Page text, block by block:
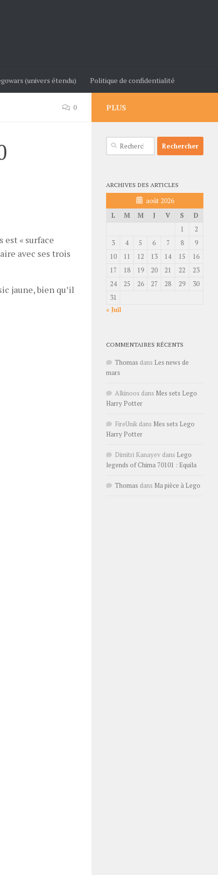
(univers étendu) Politique de confidentialité
0
est « surface
avec ses trois
jaune, bien qu’il
PLUS
Rechercher :
ARCHIVES DES ARTICLES
août 2026
L
M M J V S
D
1
2
3
4 5 6 7 8
9
10
11 12 13 14 15
16
17
18 19 20 21 22
23
24
25 26 27 28 29
30
31
« Juil
COMMENTAIRES RÉCENTS
Thomas dans Les news de
mars
Alkinoos dans Mes sets Lego
Harry Potter
FireUnik dans Mes sets Lego
Harry Potter
Dimitri Kanayev dans Lego
legends of Chima 70101 : Equila
Thomas dans Ma pièce à Lego